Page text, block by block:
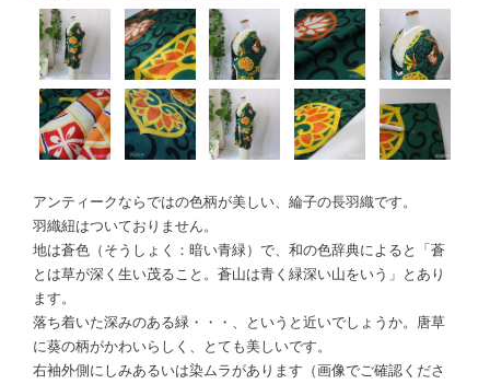
アンティークならではの色柄が美しい、綸子の長羽織です。
羽織紐はついておりません。
地は蒼色（そうしょく：暗い青緑）で、和の色辞典によると「蒼
とは草が深く生い茂ること。蒼山は青く緑深い山をいう」とあり
ます。
落ち着いた深みのある緑・・・、というと近いでしょうか。唐草
に葵の柄がかわいらしく、とても美しいです。
右袖外側にしみあるいは染ムラがあります（画像でご確認くださ